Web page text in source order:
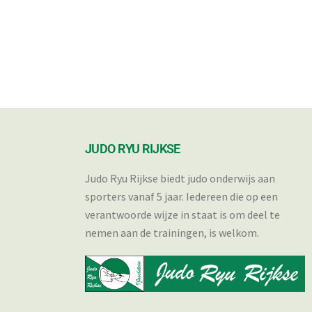
JUDO RYU RIJKSE
Judo Ryu Rijkse biedt judo onderwijs aan
sporters vanaf 5 jaar. Iedereen die op een
verantwoorde wijze in staat is om deel te
nemen aan de trainingen, is welkom.